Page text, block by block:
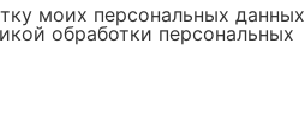
моих персональных данных
обработки персональных